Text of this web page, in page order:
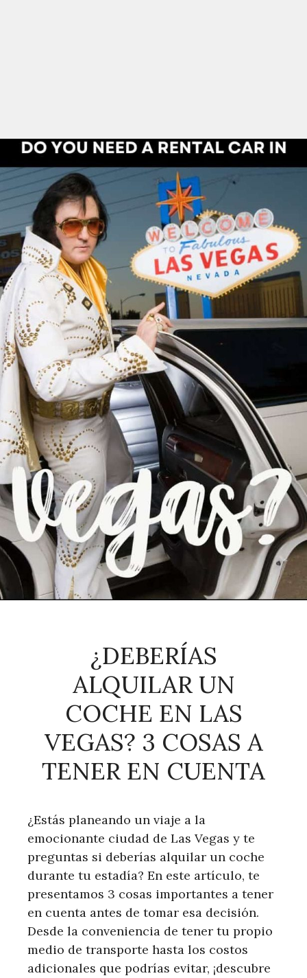
¿DEBERÍAS
ALQUILAR UN
COCHE EN LAS
VEGAS? 3 COSAS A
TENER EN CUENTA
¿Estás planeando un viaje a la
emocionante ciudad de Las Vegas y te
preguntas si deberías alquilar un coche
durante tu estadía? En este artículo, te
presentamos 3 cosas importantes a tener
en cuenta antes de tomar esa decisión.
Desde la conveniencia de tener tu propio
medio de transporte hasta los costos
adicionales que podrías evitar, ¡descubre